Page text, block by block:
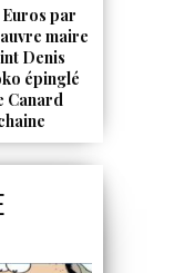
par
maire
Denis
épinglé
Canard